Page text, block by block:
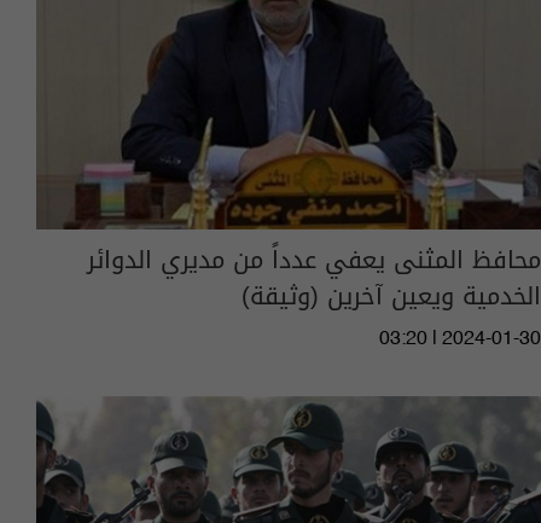
محافظ المثنى يعفي عدداً من مديري الدوائر
الخدمية ويعين آخرين (وثيقة)
03:20 | 2024-01-30